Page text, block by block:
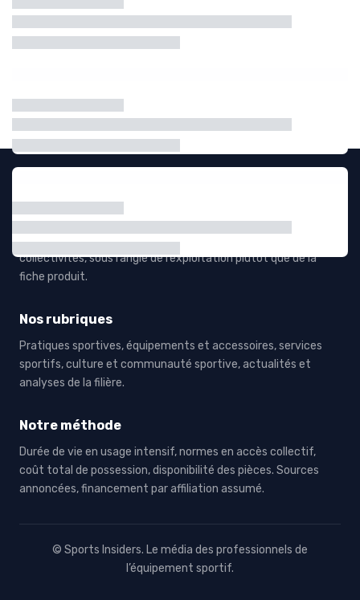
Recevoir le livre blanc
Le média de ceux qui équipent le sport. Comparatifs et tests
de matériel écrits pour les clubs, les salles, les coachs et les
collectivités, sous l’angle de l’exploitation plutôt que de la
fiche produit.
Nos rubriques
Pratiques sportives, équipements et accessoires, services
sportifs, culture et communauté sportive, actualités et
analyses de la filière.
Notre méthode
Durée de vie en usage intensif, normes en accès collectif,
coût total de possession, disponibilité des pièces. Sources
annoncées, financement par affiliation assumé.
© Sports Insiders. Le média des professionnels de
l’équipement sportif.